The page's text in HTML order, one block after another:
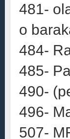
481-
o
484-
485-
490-
496-
507-